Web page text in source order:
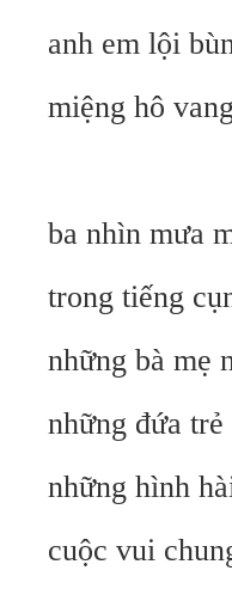
anh em lội
miệng hô
ba nhìn mưa
trong tiếng
những bà mẹ
những đứa
những hình
cuộc vui